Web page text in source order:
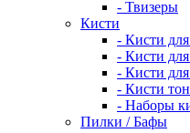
- Твизеры
Кисти
- Кисти для
- Кисти
- Кисти
- Кисти
- Наборы
Пилки / Бафы